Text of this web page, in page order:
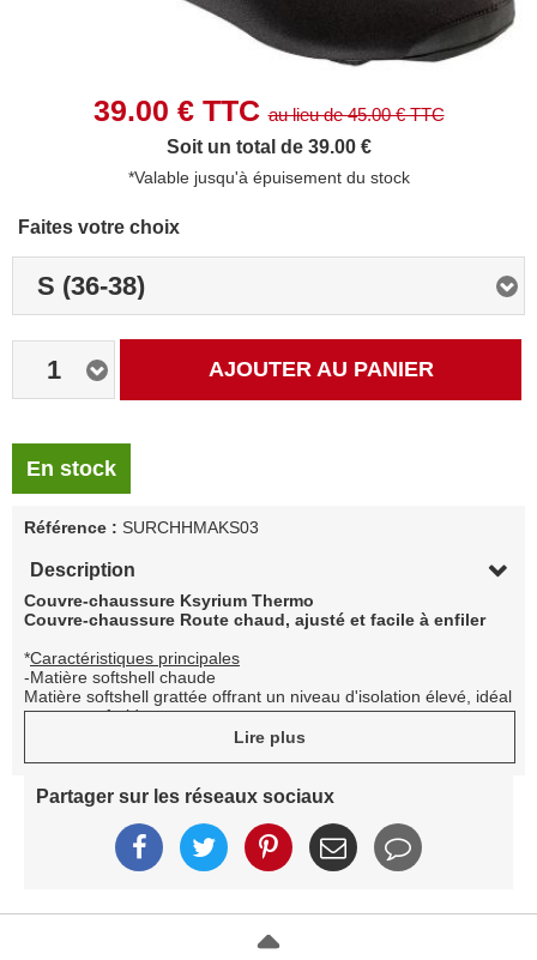
39.00 € TTCau lieu de45.00€ TTC
Soit un total de 39.00 €
*Valable jusqu'à épuisement du stock
Faites votre choix
S (36-38)
1 AJOUTER AU PANIER
En stock
Référence : SURCHHMAKS03
Description
Couvre-chaussure Ksyrium Thermo
Couvre-chaussure Route chaud, ajusté et facile à enfiler
*Caractéristiques principales
-Matière softshell chaude
Matière softshell grattée offrant un niveau d'isolation élevé, idéal
par temps froid
-Adhérence
Bande de maintien externe en silicone pour un maximum
d'adhérence et d'élasticité
Technologies clés
Lire plus
Partager sur les réseaux sociaux